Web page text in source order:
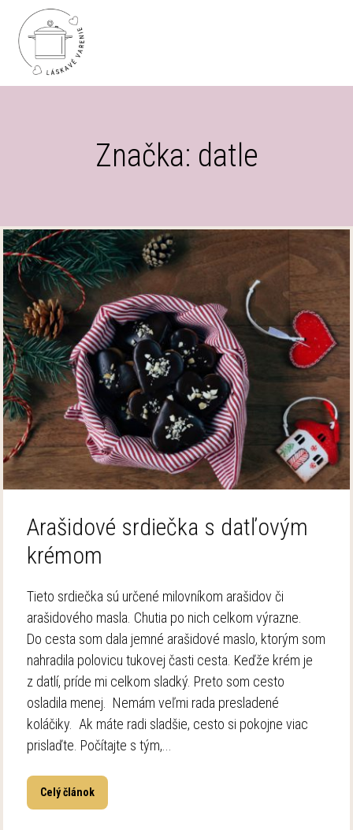
Značka: datle
Arašidové srdiečka s datľovým
krémom
Tieto srdiečka sú určené milovníkom arašidov či
arašidového masla. Chutia po nich celkom výrazne.
Do cesta som dala jemné arašidové maslo, ktorým som
nahradila polovicu tukovej časti cesta. Keďže krém je
z datlí, príde mi celkom sladký. Preto som cesto
osladila menej. Nemám veľmi rada presladené
koláčiky. Ak máte radi sladšie, cesto si pokojne viac
prislaďte. Počítajte s tým,...
Celý článok